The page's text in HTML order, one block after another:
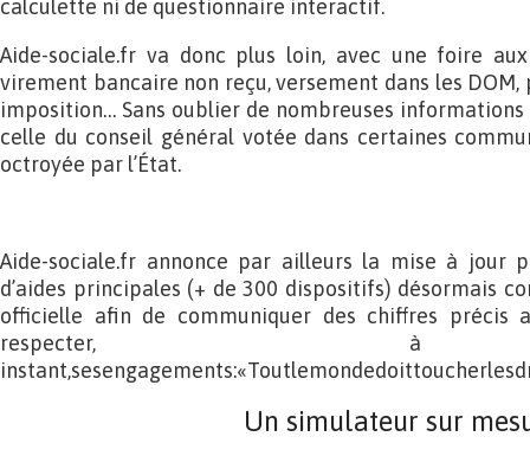
calculette ni de questionnaire interactif.
Aide-sociale.fr va donc plus loin, avec une foire
virement bancaire non reçu, versement dans les
imposition… Sans oublier de nombreuses
celle du conseil général votée dans certaines
octroyée par l’État.
Aide-sociale.fr annonce par ailleurs la mise à jour
d’aides principales (+ de 300 dispositifs) désormais
officielle afin de communiquer des chiffres précis
respecter, à
Un simulateur sur